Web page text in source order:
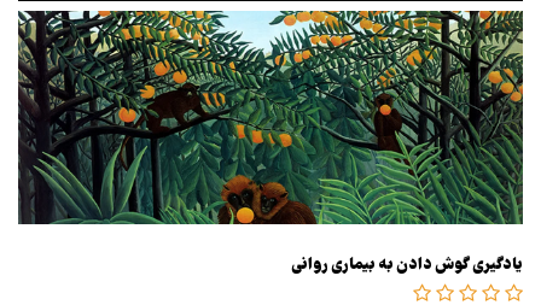
یادگیری گوش دادن به بیماری روانی